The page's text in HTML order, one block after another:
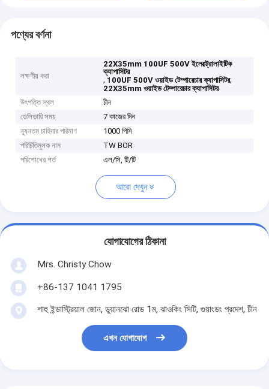
পণ্যের বর্ণনা
লক্ষণীয় করা
22X35mm 100UF 500V ইলেক্ট্রোলাইটিক
ক্যাপাসিটর
, 100UF 500V ওয়াইড টেম্পারেচার ক্যাপাসিটর,
22X35mm ওয়াইড টেম্পারেচার ক্যাপাসিটর
উৎপত্তি স্থল
চীন
ডেলিভারি সময়
7 কাজের দিন
ন্যূনতম চাহিদার পরিমাণ
1000 পিসি
পরিচিতিমুলক নাম
TW BOR
পরিশোধের শর্ত
এল/সি, টি/টি
আরো দেখুন
যোগাযোগের ঠিকানা
Mrs. Christy Chow
+86-137 1041 1795
শাহু ইন্ডাস্ট্রিয়াল জোন, ডুয়ানঝো রোড 1ম, ঝাওকিং সিটি, গুয়াংডং প্রদেশ, চীন
এখন যোগাযোগ